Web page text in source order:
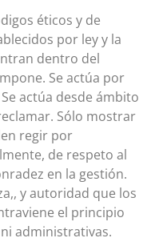
éticos y de
por ley y la
dentro del
Se actúa por
actúa desde ámbito
Sólo mostrar
regir por
de respeto al
en la gestión.
y autoridad que los
el principio
administrativas.